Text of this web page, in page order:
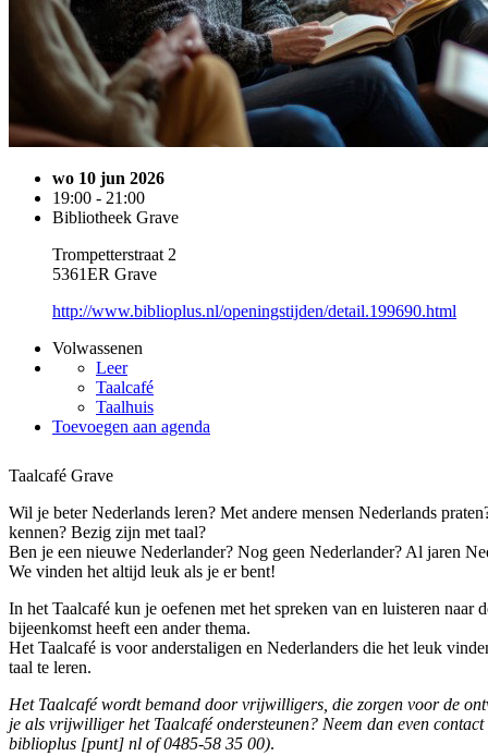
wo 10 jun 2026
19:00 - 21:00
Bibliotheek Grave
Trompetterstraat 2
5361ER Grave
http://www.biblioplus.nl/openingstijden/detail.199690.html
Volwassenen
Leer
Taalcafé
Taalhuis
Toevoegen aan agenda
Taalcafé Grave
Wil je beter Nederlands leren? Met andere mensen Nederlands
kennen? Bezig zijn met taal?
Ben je een nieuwe Nederlander? Nog geen Nederlander? Al jaren
We vinden het altijd leuk als je er bent!
In het Taalcafé kun je oefenen met het spreken van en luisteren naar
bijeenkomst heeft een ander thema.
Het Taalcafé is voor anderstaligen en Nederlanders die het leuk
taal te leren.
Het Taalcafé wordt bemand door vrijwilligers, die zorgen voor de
je als vrijwilliger het Taalcafé ondersteunen? Neem dan even
biblioplus [punt] nl of 0485-58 35 00).